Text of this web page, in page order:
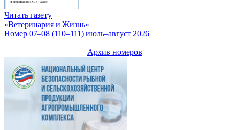
Читать газету
«Ветеринария и Жизнь»
Номер 07–08 (110–111) июль–август 2026
Архив номеров